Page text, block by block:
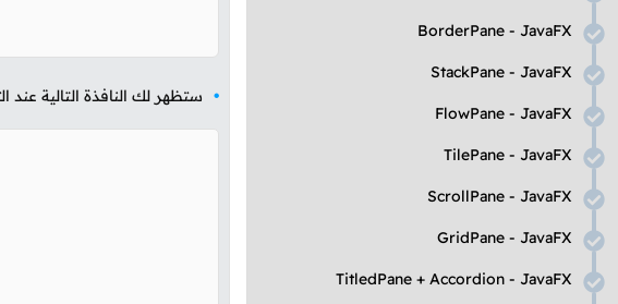
JavaFX
-
BorderPane
JavaFX
-
StackPane
JavaFX
-
FlowPane
JavaFX
-
TilePane
JavaFX
-
ScrollPane
JavaFX
-
GridPane
JavaFX
-
Accordion
+
TitledPane
ستظهر لك النافذة التالية عند